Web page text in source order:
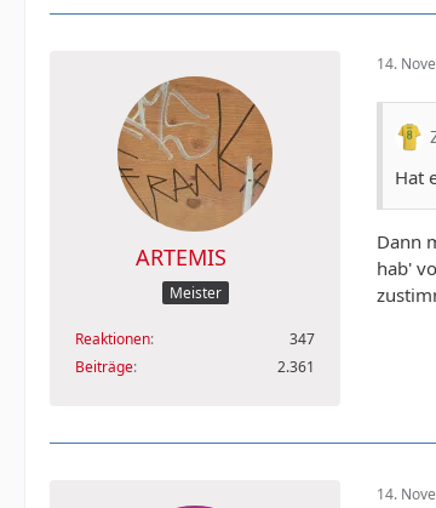
ARTEMIS
Meister
Reaktionen
347
Beiträge
2.361
14.
Hat
Dann
hab'
14.